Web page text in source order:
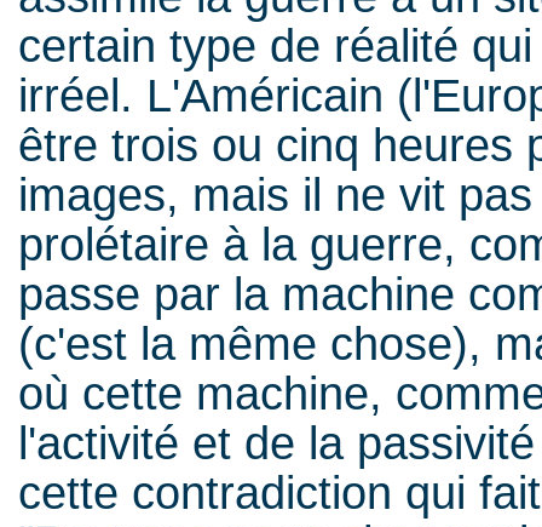
certain type de réalité
irréel. L'Américain
être trois ou cinq heures
images, mais il ne vit
prolétaire à la guerre,
passe par la machine
(c'est la même chose),
où cette machine,
l'activité et de la
cette contradiction qui